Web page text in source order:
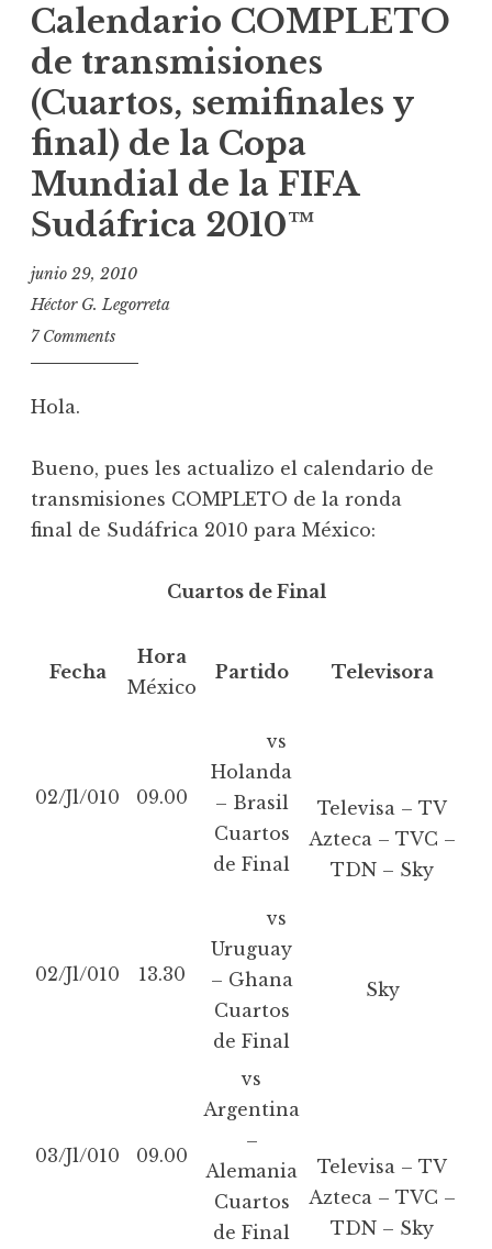
Calendario COMPLETO
de transmisiones
(Cuartos, semifinales y
final) de la Copa
Mundial de la FIFA
Sudáfrica 2010™
junio 29, 2010
Héctor G. Legorreta
7 Comments
Hola.
Bueno, pues les actualizo el calendario de
transmisiones COMPLETO de la ronda
final de Sudáfrica 2010 para México:
Cuartos de Final
Fecha
Hora
México
Partido Televisora
02/Jl/010 09.00
vs
Holanda
– Brasil
Cuartos
de Final
Televisa – TV
Azteca – TVC –
TDN – Sky
02/Jl/010 13.30
vs
Uruguay
– Ghana
Cuartos
de Final
Sky
03/Jl/010 09.00
vs
Argentina
–
Alemania
Cuartos
de Final
Televisa – TV
Azteca – TVC –
TDN – Sky